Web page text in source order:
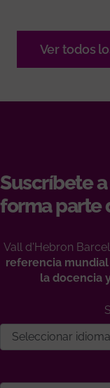
Ver todos
Suscríbete
forma parte
Vall d'Hebron
referencia
la docencia